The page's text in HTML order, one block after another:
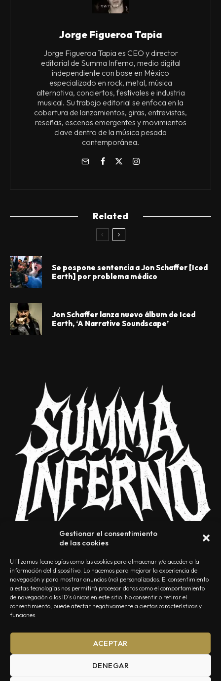
Gestionar el consentimiento
de las cookies
Utilizamos tecnologías como las cookies para almacenar y/o acceder a la
información del dispositivo. Lo hacemos para mejorar la experiencia de
navegación y para mostrar anuncios (no) personalizados. El consentimiento
a estas tecnologías nos permitirá procesar datos como el comportamiento
de navegación o los ID's únicos en este sitio. No consentir o retirar el
consentimiento, puede afectar negativamente a ciertas características y
funciones.
ACEPTAR
DENEGAR
Jorge Figueroa Tapia
Jorge Figueroa Tapia es CEO y director
editorial de Summa Inferno, medio digital
independiente con base en México
especializado en rock, metal, música
alternativa, conciertos, festivales e industria
musical. Su trabajo editorial se enfoca en la
cobertura de lanzamientos, giras, entrevistas,
reseñas, escenas emergentes y movimientos
clave dentro de la música pesada
contemporánea.
Related
Se pospone sentencia a Jon Schaffer [Iced
Earth] por problema médico
Jon Schaffer lanza nuevo álbum de Iced
Earth, ‘A Narrative Soundscape’
NOSOTROS CONTACTO EDITORIAL POLÍTICA DE PRIVACIDAD